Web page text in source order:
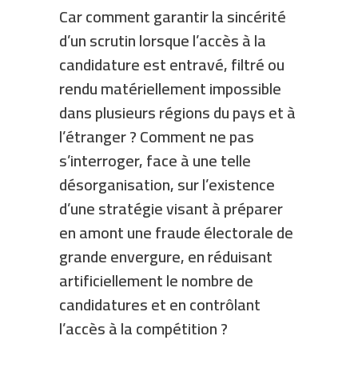
Car comment garantir la sincérité
d’un scrutin lorsque l’accès à la
candidature est entravé, filtré ou
rendu matériellement impossible
dans plusieurs régions du pays et à
l’étranger ? Comment ne pas
s’interroger, face à une telle
désorganisation, sur l’existence
d’une stratégie visant à préparer
en amont une fraude électorale de
grande envergure, en réduisant
artificiellement le nombre de
candidatures et en contrôlant
l’accès à la compétition ?